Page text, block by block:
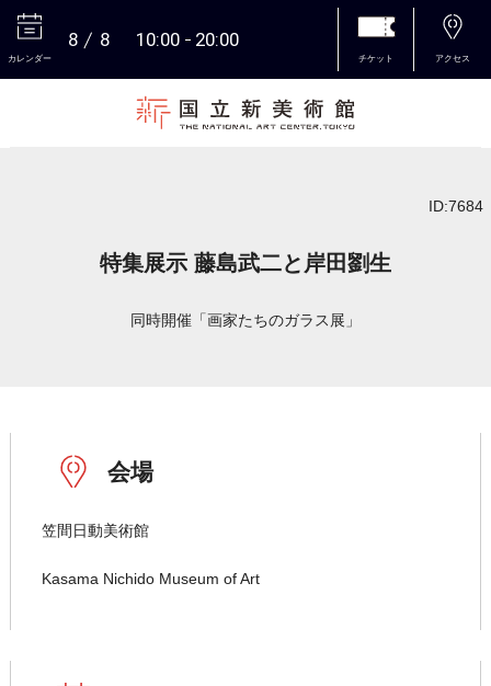
カレンダー
8 8 10:00 20:00
チケット アクセス
ID:7684
特集展示 藤島武二と岸田劉生
同時開催「画家たちのガラス展」
会場
笠間日動美術館
Kasama Nichido Museum of Art